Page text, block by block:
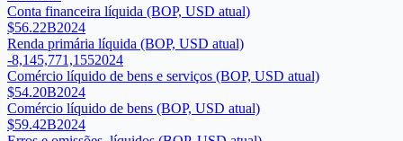
Conta financeira líquida (BOP, USD atual)
$56.22B2024
Renda primária líquida (BOP, USD atual)
-8,145,771,1552024
Comércio líquido de bens e serviços (BOP, USD atual)
$54.20B2024
Comércio líquido de bens (BOP, USD atual)
$59.42B2024